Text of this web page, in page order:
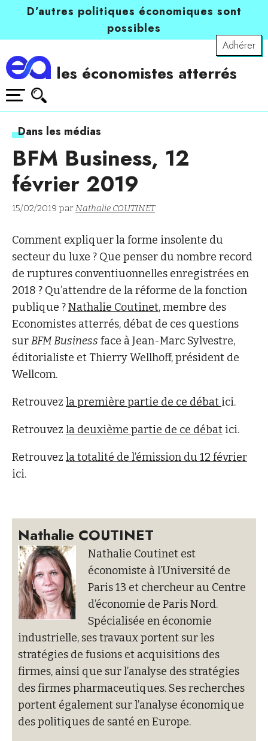
D’autres politiques économiques sont
possibles
Adhérer
les économistes atterrés
Dans les médias
BFM Business, 12
février 2019
15/02/2019 parNathalie COUTINET
Comment expliquer la forme insolente du
secteur du luxe ? Que penser du nombre record
de ruptures conventiuonnelles enregistrées en
2018 ? Qu’attendre de la réforme de la fonction
publique ?Nathalie Coutinet, membre des
Economistes atterrés, débat de ces questions
surBFM Business face à Jean-Marc Sylvestre,
éditorialiste et Thierry Wellhoff, président de
Wellcom.
Retrouvez la première partie de ce débat ici.
Retrouvez la deuxième partie de ce débat ici.
Retrouvez la totalité de l’émission du 12 février
ici.
Nathalie COUTINET
Nathalie Coutinet est
économiste à l’Université de
Paris 13 et chercheur au Centre
d’économie de Paris Nord.
Spécialisée en économie
industrielle, ses travaux portent sur les
stratégies de fusions et acquisitions des
firmes, ainsi que sur l’analyse des stratégies
des firmes pharmaceutiques. Ses recherches
portent également sur l’analyse économique
des politiques de santé en Europe.